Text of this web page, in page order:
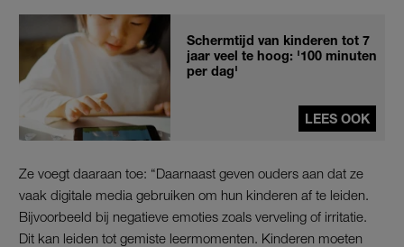
Schermtijd van kinderen tot 7
jaar veel te hoog: '100 minuten
per dag'
LEES OOK
Ze voegt daaraan toe: “Daarnaast geven ouders aan dat ze
vaak digitale media gebruiken om hun kinderen af te leiden.
Bijvoorbeeld bij negatieve emoties zoals verveling of irritatie.
Dit kan leiden tot gemiste leermomenten. Kinderen moeten